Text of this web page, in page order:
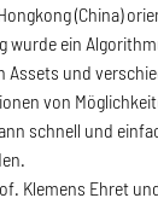
(China)
wurde ein
Assets und
von
schnell und
Klemens Ehret